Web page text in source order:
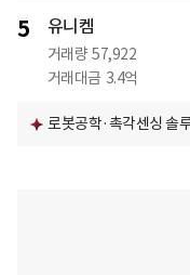
5 유니켐
거래량 57,922
거래대금 3.4억
로봇공학·촉각센싱 솔